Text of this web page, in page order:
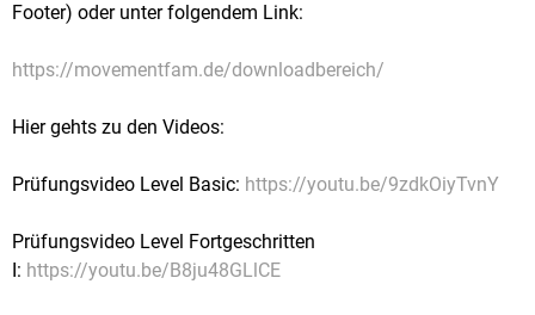
Footer) oder unter folgendem Link:
https://movementfam.de/downloadbereich/
Hier gehts zu den Videos:
Prüfungsvideo Level Basic: https://youtu.be/9zdkOiyTvnY
Prüfungsvideo Level Fortgeschritten
I: https://youtu.be/B8ju48GLlCE